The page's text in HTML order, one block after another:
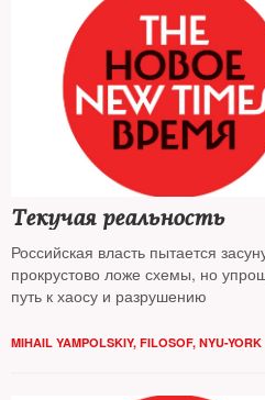
Текучая реальность
Российская власть пытается
прокрустово ложе схемы, но
путь к хаосу и разрушению
MIHAIL YAMPOLSKIY, FILOSOF, NYU-YORK